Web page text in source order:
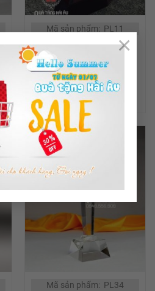
×
Mã sản phẩm: PL11
CÚP PHA LÊ NGÔI SAO
ĐỌC TIẾP
Mã sản phẩm: PL34